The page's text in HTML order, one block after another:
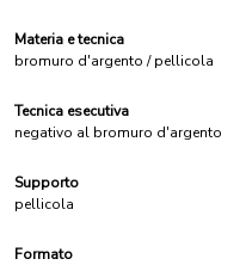
Materia e tecnica
bromuro d'argento / pellicola
Tecnica esecutiva
negativo al bromuro d'argento
Supporto
pellicola
Formato